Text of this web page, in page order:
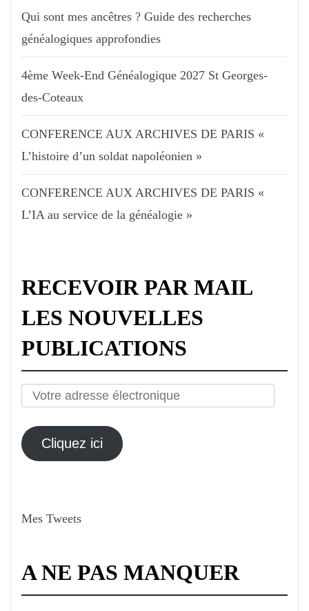
Qui sont mes ancêtres ? Guide des recherches
généalogiques approfondies
4ème Week-End Généalogique 2027 St Georges-
des-Coteaux
CONFERENCE AUX ARCHIVES DE PARIS «
L’histoire d’un soldat napoléonien »
CONFERENCE AUX ARCHIVES DE PARIS «
L’IA au service de la généalogie »
RECEVOIR PAR MAIL
LES NOUVELLES
PUBLICATIONS
Votre
électronique
Cliquez ici
Mes Tweets
A NE PAS MANQUER